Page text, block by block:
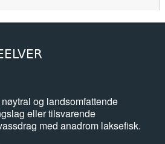
og landsomfattende
eller tilsvarende
med anadrom laksefisk.